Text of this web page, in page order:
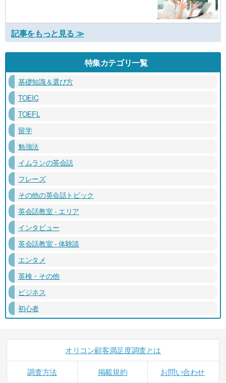
記事をもっと見る ≫
特集カテゴリ一覧
基礎知識＆選び方
TOEIC
TOEFL
留学
勉強法
イムランの英会話
フレーズ
その他の英会話トピック
英会話教室 - エリア
インタビュー
英会話教室 - 体験談
エンタメ
英検・その他
ビジネス
初心者
オリコン顧客満足度調査とは
調査方法 掲載規約 お問い合わせ